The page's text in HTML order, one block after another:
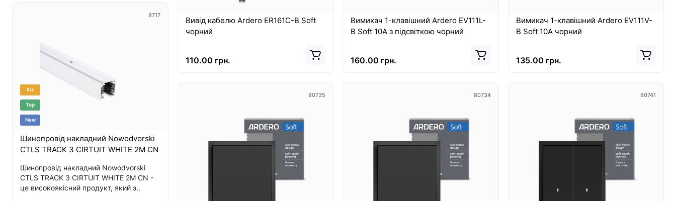
8717
Хіт
Top
New
Шинопровід накладний Nowodvorski
CTLS TRACK 3 CIRTUIT WHITE 2M CN
Шинопровід накладний Nowodvorski
CTLS TRACK 3 CIRTUIT WHITE 2M CN -
це високоякісний продукт, який з..
Світодіодна панель Nowodvorski CL
ITAKA LED 40W, 3000K, 100° WHITE
Опис Світодіодна панель Nowodvorski
Абажур Nowodvorski CAMELEON
CONE L V NB/G PL
Абажур Nowodvorski CAMELEON CONE
L V NB/G PL - це стильний та
Лінійний світильник Nowodvorski CL
OFFICE PRO LED 150, 40W, 4000K
Корпоративне освітлення ніколи не було
таким стильним і ефективним, як зараз,
Вивід кабелю Ardero ER161C-B Soft
чорний
110.00 грн.
Вимикач 1-клавішний Ardero EV111L-
B Soft 10А з підсвіткою чорний
160.00 грн.
Вимикач 1-клавішний Ardero EV111V-
B Soft 10А чорний
135.00 грн.
80735 80734 80741